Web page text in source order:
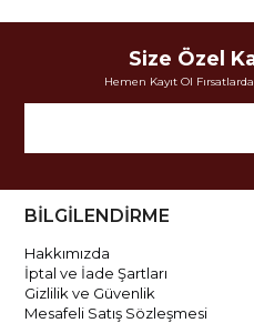
Size Özel
Hemen Kayıt Ol
BİLGİLENDİRME
Hakkımızda
İptal ve İade Şartları
Gizlilik ve Güvenlik
Mesafeli Satış Sözleşmesi